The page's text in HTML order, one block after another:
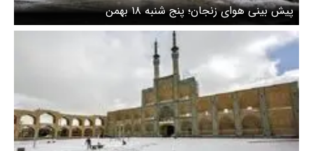
پیش بینی هوای زنجان؛ پنج شنبه ۱۸ بهمن